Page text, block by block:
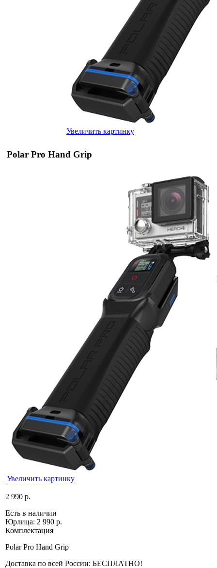
Увеличить картинку
Polar Pro Hand Grip
Увеличить картинку
2 990 р.
Есть в наличии
Юрлица: 2 990 р.
Комплектация
Polar Pro Hand Grip
Доставка по всей России: БЕСПЛАТНО!